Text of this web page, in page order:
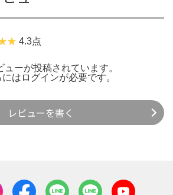
4.3点
ーが投稿されています。
には ログインが必要です。
レビューを書く